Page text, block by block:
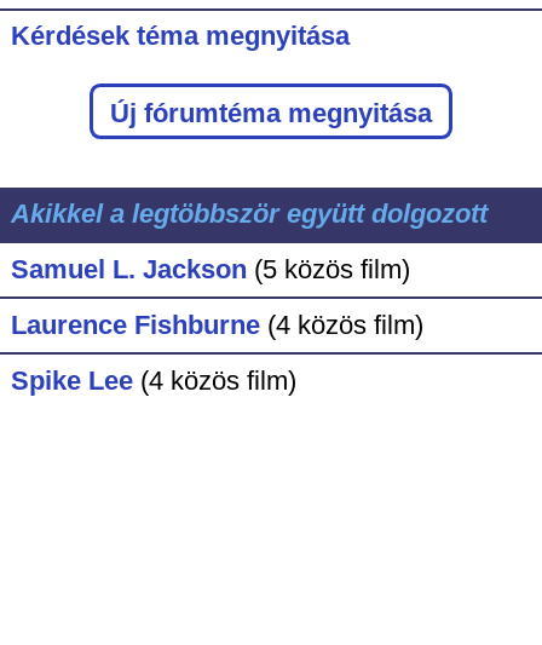
Kérdések téma megnyitása
Új fórumtéma megnyitása
Akikkel a legtöbbször együtt dolgozott
Samuel L. Jackson (5 közös film)
Laurence Fishburne (4 közös film)
Spike Lee (4 közös film)